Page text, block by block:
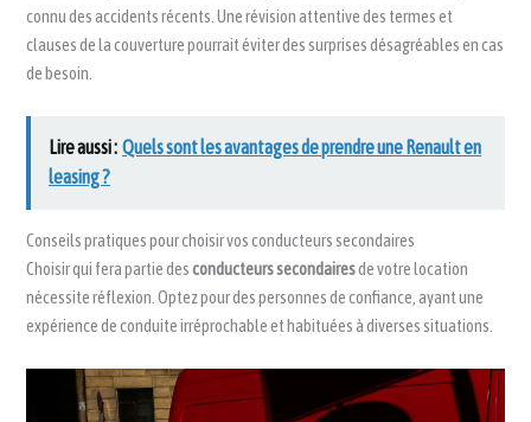
connu des accidents récents. Une révision attentive des termes et
clauses de la couverture pourrait éviter des surprises désagréables en cas
de besoin.
Lire aussi : Quels sont les avantages de prendre une Renault en
leasing ?
Conseils pratiques pour choisir vos conducteurs secondaires
Choisir qui fera partie desconducteurs secondairesde votre location
nécessite réflexion. Optez pour des personnes de confiance, ayant une
expérience de conduite irréprochable et habituées à diverses situations.